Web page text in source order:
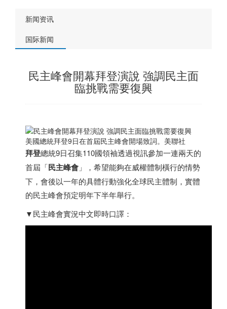
新闻资讯
国际新闻
民主峰會開幕拜登演說 強調民主面
臨挑戰需要復興
美國總統拜登9日在首屆民主峰會開場致詞。美聯社
拜登總統9日召集110國領袖透過視訊參加一連兩天的
首屆「民主峰會 」，希望能夠在威權體制橫行的情勢
下，會後以一年的具體行動強化全球民主體制，實體
的民主峰會預定明年下半年舉行。
▼民主峰會實況中文即時口譯：